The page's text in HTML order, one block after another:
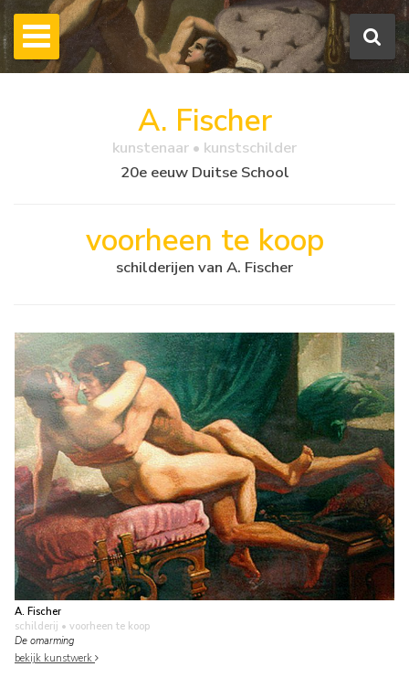
A. Fischer
kunstenaar • kunstschilder
20e eeuw Duitse School
voorheen te koop
schilderijen van A. Fischer
A. Fischer
schilderij • voorheen te koop
De omarming
bekijk kunstwerk